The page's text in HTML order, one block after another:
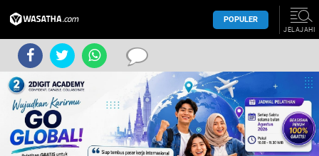
POPULER
JELAJAHI